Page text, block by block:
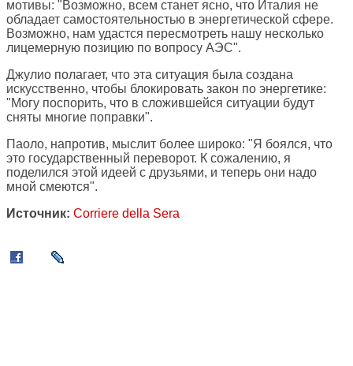
мотивы: "Возможно, всем станет ясно, что Италия не
обладает самостоятельностью в энергетической сфере.
Возможно, нам удастся пересмотреть нашу несколько
лицемерную позицию по вопросу АЭС".
Джулио полагает, что эта ситуация была создана
искусственно, чтобы блокировать закон по энергетике:
"Могу поспорить, что в сложившейся ситуации будут
сняты многие поправки".
Паоло, напротив, мыслит более широко: "Я боялся, что
это государственный переворот. К сожалению, я
поделился этой идеей с друзьями, и теперь они надо
мной смеются".
Источник: Corriere della Sera